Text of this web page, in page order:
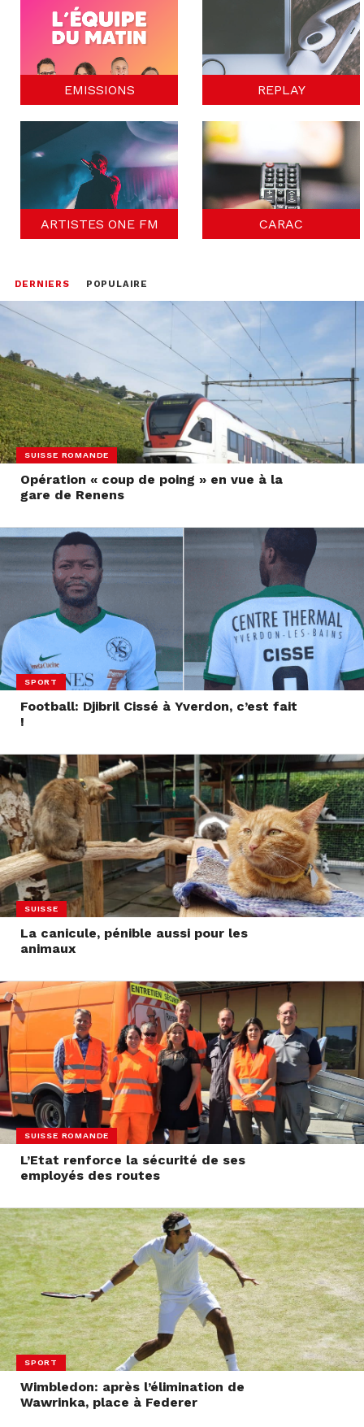
EMISSIONS REPLAY
ARTISTES ONE FM CARAC
DERNIERS POPULAIRE
SUISSE ROMANDE
Opération « coup de poing » en vue à la
gare de Renens
SPORT
Football: Djibril Cissé à Yverdon, c’est fait
!
SUISSE
La canicule, pénible aussi pour les
animaux
SUISSE ROMANDE
L’Etat renforce la sécurité de ses
employés des routes
SPORT
Wimbledon: après l’élimination de
Wawrinka, place à Federer